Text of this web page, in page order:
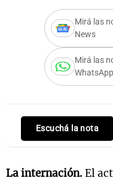
Mirá las
News
Mirá las
WhatsApp
Escuchá la nota
La internación. El
Mundial